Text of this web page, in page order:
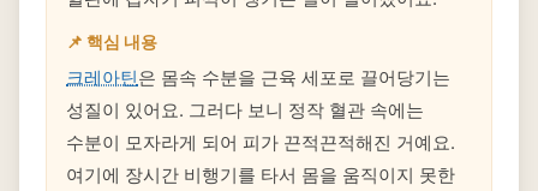
📌 핵심 내용
크레아틴은 몸속 수분을 근육 세포로 끌어당기는
성질이 있어요. 그러다 보니 정작 혈관 속에는
수분이 모자라게 되어 피가 끈적끈적해진 거예요.
여기에 장시간 비행기를 타서 몸을 움직이지 못한